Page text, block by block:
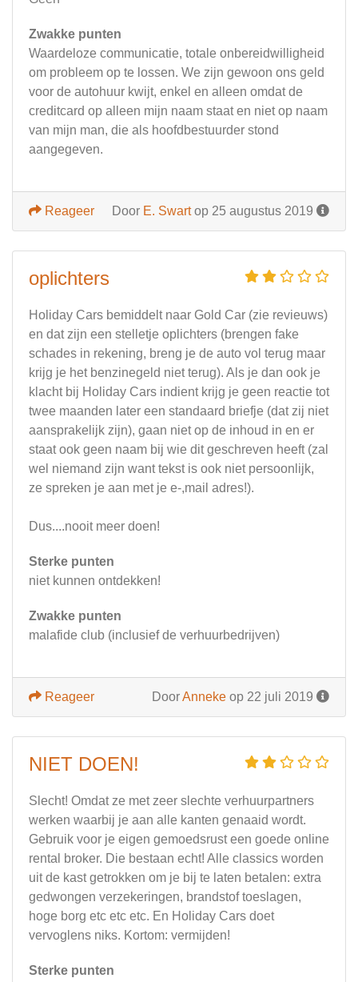
Zwakke punten
Waardeloze communicatie, totale onbereidwilligheid
om probleem op te lossen. We zijn gewoon ons geld
voor de autohuur kwijt, enkel en alleen omdat de
creditcard op alleen mijn naam staat en niet op naam
van mijn man, die als hoofdbestuurder stond
aangegeven.
Door E. Swartop 25 augustus 2019
Reageer
oplichters
Holiday Cars bemiddelt naar Gold Car (zie revieuws)
en dat zijn een stelletje oplichters (brengen fake
schades in rekening, breng je de auto vol terug maar
krijg je het benzinegeld niet terug). Als je dan ook je
klacht bij Holiday Cars indient krijg je geen reactie tot
twee maanden later een standaard briefje (dat zij niet
aansprakelijk zijn), gaan niet op de inhoud in en er
staat ook geen naam bij wie dit geschreven heeft (zal
wel niemand zijn want tekst is ook niet persoonlijk,
ze spreken je aan met je e-,mail adres!).
Dus....nooit meer doen!
Sterke punten
niet kunnen ontdekken!
Zwakke punten
malafide club (inclusief de verhuurbedrijven)
DoorAnneke op 22 juli 2019
Reageer
NIET DOEN!
Slecht! Omdat ze met zeer slechte verhuurpartners
werken waarbij je aan alle kanten genaaid wordt.
Gebruik voor je eigen gemoedsrust een goede online
rental broker. Die bestaan echt! Alle classics worden
uit de kast getrokken om je bij te laten betalen: extra
gedwongen verzekeringen, brandstof toeslagen,
hoge borg etc etc etc. En Holiday Cars doet
vervoglens niks. Kortom: vermijden!
Sterke punten